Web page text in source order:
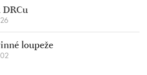
DRCu
loupeže